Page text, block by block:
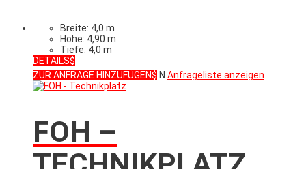
Breite: 4,0 m
Höhe: 4,90 m
Tiefe: 4,0 m
DETAILS
ZUR ANFRAGE HINZUFÜGEN
N Anfrageliste anzeigen
FOH –